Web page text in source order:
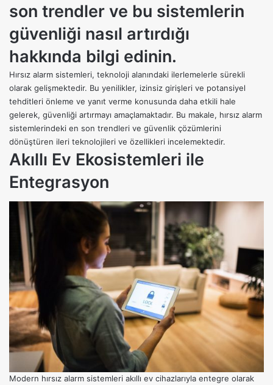
son trendler ve bu sistemlerin
güvenliği nasıl artırdığı
hakkında bilgi edinin.
Hırsız alarm sistemleri, teknoloji alanındaki ilerlemelerle sürekli
olarak gelişmektedir. Bu yenilikler, izinsiz girişleri ve potansiyel
tehditleri önleme ve yanıt verme konusunda daha etkili hale
gelerek, güvenliği artırmayı amaçlamaktadır. Bu makale, hırsız alarm
sistemlerindeki en son trendleri ve güvenlik çözümlerini
dönüştüren ileri teknolojileri ve özellikleri incelemektedir.
Akıllı Ev Ekosistemleri ile
Entegrasyon
Modern hırsız alarm sistemleri akıllı ev cihazlarıyla entegre olarak